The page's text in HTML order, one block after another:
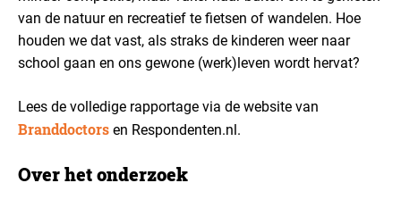
van de natuur en recreatief te fietsen of wandelen. Hoe
houden we dat vast, als straks de kinderen weer naar
school gaan en ons gewone (werk)leven wordt hervat?
Lees de volledige rapportage via de website van
Branddoctors en Respondenten.nl.
Over het onderzoek